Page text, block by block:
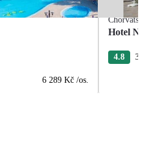
6 289 Kč /os.
Hotel
4.8